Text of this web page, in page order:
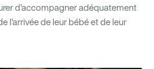
d'accompagner adéquatement
l'arrivée de leur bébé et de leur